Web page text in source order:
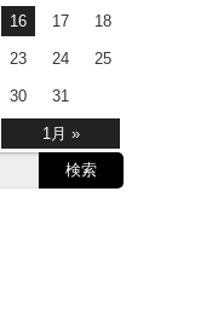
1月 »
16 17 18
23 24 25
30 31